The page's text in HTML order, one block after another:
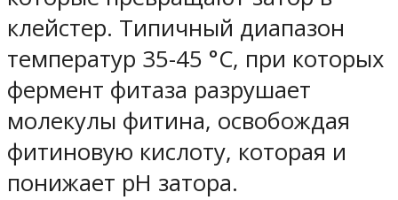
клейстер. Типичный диапазон
температур 35-45 °C, при которых
фермент фитаза разрушает
молекулы фитина, освобождая
фитиновую кислоту, которая и
понижает pH затора.